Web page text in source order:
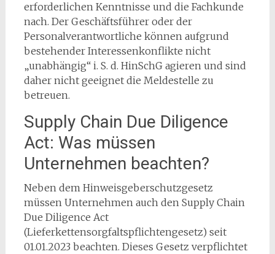
erforderlichen Kenntnisse und die Fachkunde
nach. Der Geschäftsführer oder der
Personalverantwortliche können aufgrund
bestehender Interessenkonflikte nicht
„unabhängig“ i. S. d. HinSchG agieren und sind
daher nicht geeignet die Meldestelle zu
betreuen.
Supply Chain Due Diligence
Act: Was müssen
Unternehmen beachten?
Neben dem Hinweisgeberschutzgesetz
müssen Unternehmen auch den Supply Chain
Due Diligence Act
(Lieferkettensorgfaltspflichtengesetz) seit
01.01.2023 beachten. Dieses Gesetz verpflichtet